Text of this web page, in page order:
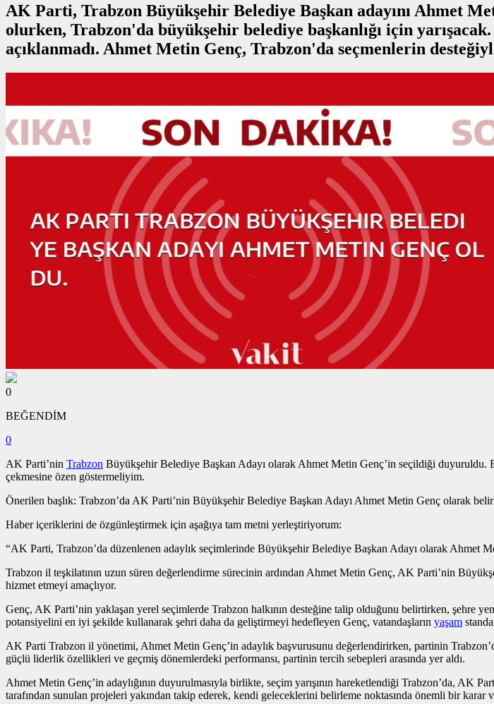
AK Parti, Trabzon Büyükşehir Belediye Başkan adayını Ahmet
olurken, Trabzon'da büyükşehir belediye başkanlığı için
açıklanmadı. Ahmet Metin Genç, Trabzon'da seçmenlerin
0
BEĞENDİM
0
AK Parti’nin Trabzon Büyükşehir Belediye Başkan Adayı olarak Ahmet Metin Genç’in seçildiği duyuruldu.
çekmesine özen göstermeliyim.
Önerilen başlık: Trabzon’da AK Parti’nin Büyükşehir Belediye Başkan Adayı Ahmet Metin Genç olarak
Haber içeriklerini de özgünleştirmek için aşağıya tam metni yerleştiriyorum:
“AK Parti, Trabzon’da düzenlenen adaylık seçimlerinde Büyükşehir Belediye Başkan Adayı olarak Ahmet
Trabzon il teşkilatının uzun süren değerlendirme sürecinin ardından Ahmet Metin Genç, AK Parti’nin
hizmet etmeyi amaçlıyor.
Genç, AK Parti’nin yaklaşan yerel seçimlerde Trabzon halkının desteğine talip olduğunu belirtirken, şehre
potansiyelini en iyi şekilde kullanarak şehri daha da geliştirmeyi hedefleyen Genç, vatandaşların yaşam
AK Parti Trabzon il yönetimi, Ahmet Metin Genç’in adaylık başvurusunu değerlendirirken, partinin
güçlü liderlik özellikleri ve geçmiş dönemlerdeki performansı, partinin tercih sebepleri arasında yer aldı.
Ahmet Metin Genç’in adaylığının duyurulmasıyla birlikte, seçim yarışının hareketlendiği Trabzon’da, AK
tarafından sunulan projeleri yakından takip ederek, kendi geleceklerini belirleme noktasında önemli bir karar